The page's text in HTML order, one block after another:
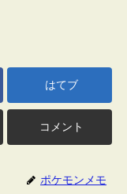
はてブ
コメント
ポケモンメモ